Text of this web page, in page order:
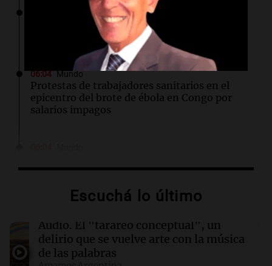
EEUU solicita extradición de líder religioso
filipino por graves cargos de abuso y fraude
06:04 Mundo
Protestas de trabajadores sanitarios en el
epicentro del brote de ébola en Congo por
salarios impagos
Líbano y otros eventos en Oriente Medio
El DOJ de Trump supervisará los patrocinios
de visas de OpenAI para empleados
extranjeros
Escuchá lo último
Audio. El "tarareo conceptual", un
delirio que se vuelve arte con la música
de las palabras